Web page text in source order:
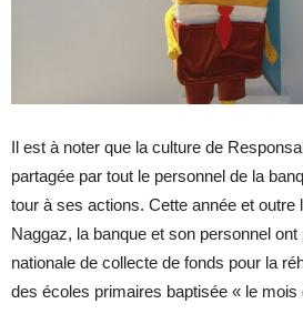
Il est à noter que la culture de
partagée par tout le personnel de la
tour à ses actions. Cette année et outre
Naggaz, la banque et son personnel
nationale de collecte de fonds pour la
des écoles primaires baptisée « le mois